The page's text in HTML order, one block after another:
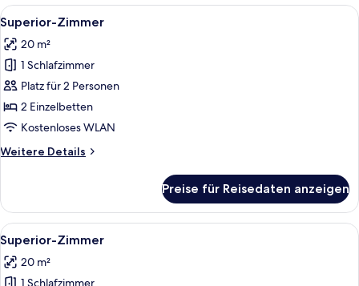
Alle
Fotos
für
Superior-
Zimmer
anzeigen
Ein Hotelzimmer mit zwei Betten,
2
Superior-Zimmer
20 m²
1 Schlafzimmer
Platz für 2 Personen
2 Einzelbetten
Kostenloses WLAN
Weitere Details
Weitere
Zimmer
Preise für Reisedaten anzeigen
Alle
Fotos
für
Minibar, Zimmersafe, Schreibtisch,
2
Superior-Zimmer
20 m²
1 Schlafzimmer